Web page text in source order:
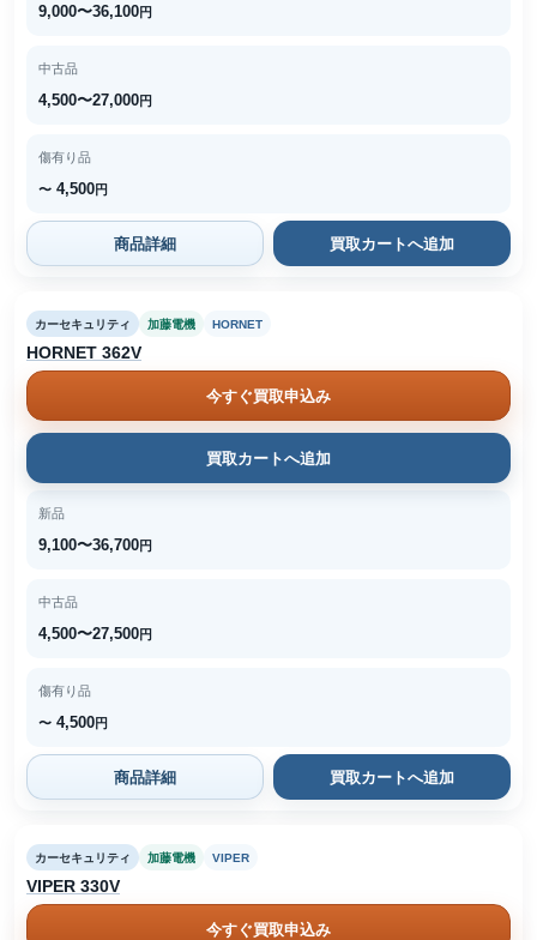
9,000〜36,100円
中古品
4,500〜27,000円
傷有り品
〜 4,500円
商品詳細 買取カートへ追加
カーセキュリティ 加藤電機 HORNET
HORNET 362V
今すぐ買取申込み
買取カートへ追加
新品
9,100〜36,700円
中古品
4,500〜27,500円
傷有り品
〜 4,500円
商品詳細 買取カートへ追加
カーセキュリティ 加藤電機 VIPER
VIPER 330V
今すぐ買取申込み